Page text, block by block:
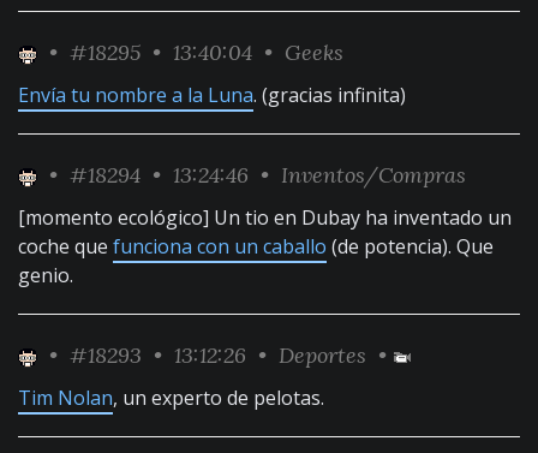
• #18295 • 13:40:04 • Geeks
Envía tu nombre a la Luna. (gracias infinita)
• #18294 • 13:24:46 • Inventos/Compras
[momento ecológico] Un tio en Dubay ha inventado un
coche que funciona con un caballo (de potencia). Que
genio.
• #18293 • 13:12:26 • Deportes •
Tim Nolan, un experto de pelotas.